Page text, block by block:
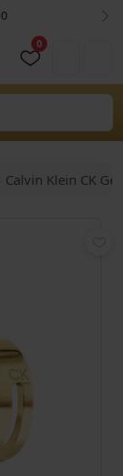
0
Calvin Klein CK